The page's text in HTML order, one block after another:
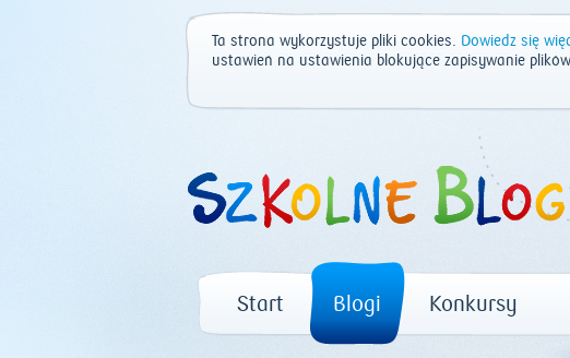
Ta strona wykorzystuje pliki cookies. Dowiedz się
ustawień na ustawienia blokujące zapisywanie
Start Blogi Konkursy